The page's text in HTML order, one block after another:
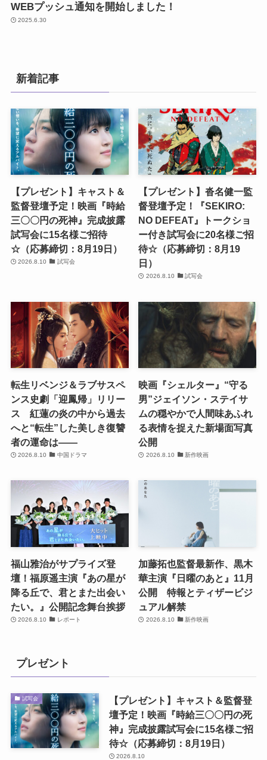
WEBプッシュ通知を開始しました！
2025.6.30
新着記事
【プレゼント】キャスト＆
監督登壇予定！映画『時給
三〇〇円の死神』完成披露
試写会に15名様ご招待
☆（応募締切：8月19日）
2026.8.10 試写会
【プレゼント】沓名健一監
督登壇予定！『SEKIRO:
NO DEFEAT』トークショ
ー付き試写会に20名様ご招
待☆（応募締切：8月19
日）
2026.8.10 試写会
転生リベンジ＆ラブサスペ
ンス史劇「迎鳳帰」リリー
ス 紅蓮の炎の中から過去
へと“転生”した美しき復讐
者の運命は――
2026.8.10 中国ドラマ
映画『シェルター』“守る
男”ジェイソン・ステイサ
ムの穏やかで人間味あふれ
る表情を捉えた新場面写真
公開
2026.8.10 新作映画
福山雅治がサプライズ登
壇！福原遥主演『あの星が
降る丘で、君とまた出会い
たい。』公開記念舞台挨拶
2026.8.10 レポート
加藤拓也監督最新作、黒木
華主演『日曜のあと』11月
公開 特報とティザービジ
ュアル解禁
2026.8.10 新作映画
プレゼント
試写会
【プレゼント】キャスト＆監督登
壇予定！映画『時給三〇〇円の死
神』完成披露試写会に15名様ご招
待☆（応募締切：8月19日）
2026.8.10